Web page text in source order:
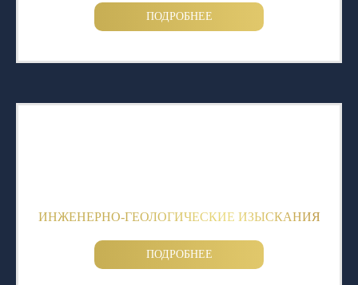
ПОДРОБНЕЕ
ИНЖЕНЕРНО-ГЕОЛОГИЧЕСКИЕ ИЗЫСКАНИЯ
ПОДРОБНЕЕ